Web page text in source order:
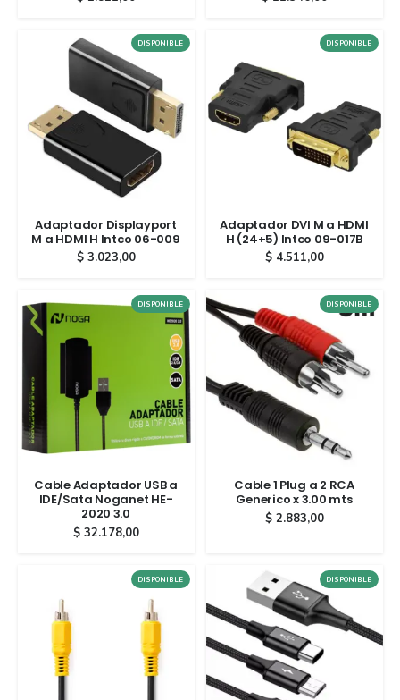
DISPONIBLE
Adaptador Displayport
M a HDMI H Intco 06-009
$3.023,00
DISPONIBLE
Adaptador DVI M a HDMI
H (24+5) Intco 09-017B
$4.511,00
DISPONIBLE
Cable Adaptador USB a
IDE/Sata Noganet HE-
2020 3.0
$32.178,00
DISPONIBLE
Cable 1 Plug a 2 RCA
Generico x 3.00 mts
$2.883,00
DISPONIBLE DISPONIBLE